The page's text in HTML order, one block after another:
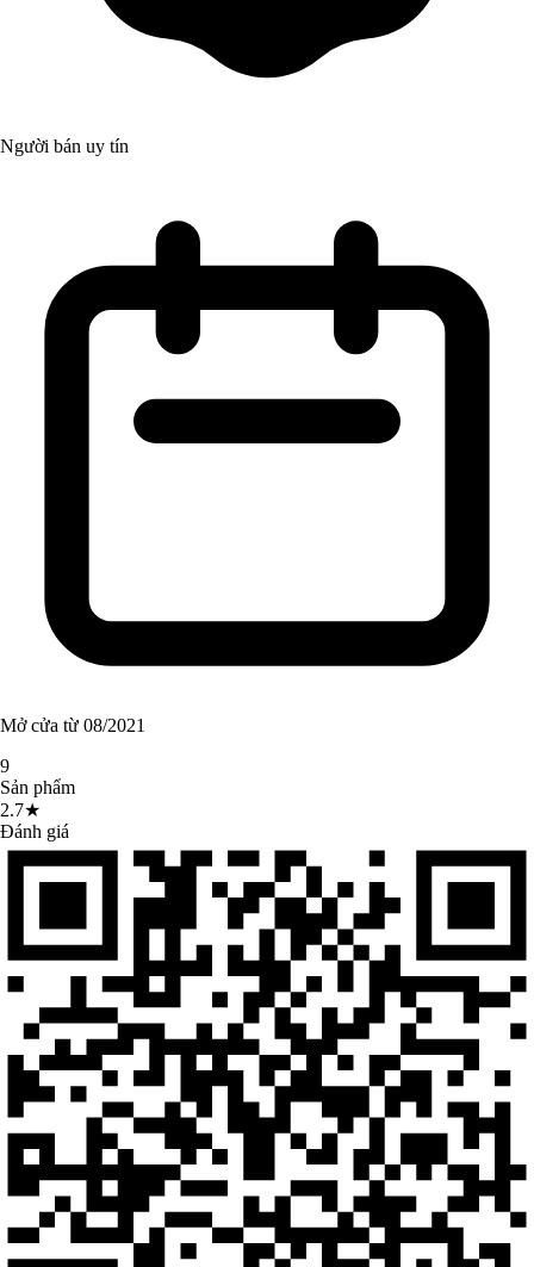
Người bán uy tín
Mở cửa từ 08/2021
9
Sản phẩm
2.7★
Đánh giá